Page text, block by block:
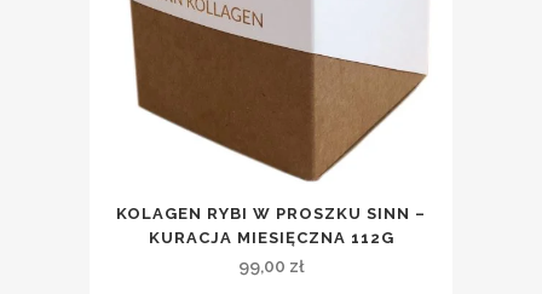
KOLAGEN RYBI W PROSZKU SINN –
KURACJA MIESIĘCZNA 112G
99,00 zł